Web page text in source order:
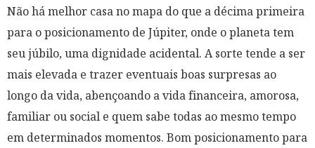
Não há melhor casa no mapa do que a décima primeira
para o posicionamento de Júpiter, onde o planeta tem
seu júbilo, uma dignidade acidental. A sorte tende a ser
mais elevada e trazer eventuais boas surpresas ao
longo da vida, abençoando a vida financeira, amorosa,
familiar ou social e quem sabe todas ao mesmo tempo
em determinados momentos. Bom posicionamento para